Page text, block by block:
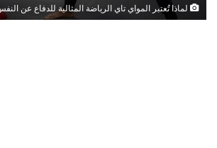
لماذا تُعتبر المواي تاي الرياضة المثالية للدفاع عن